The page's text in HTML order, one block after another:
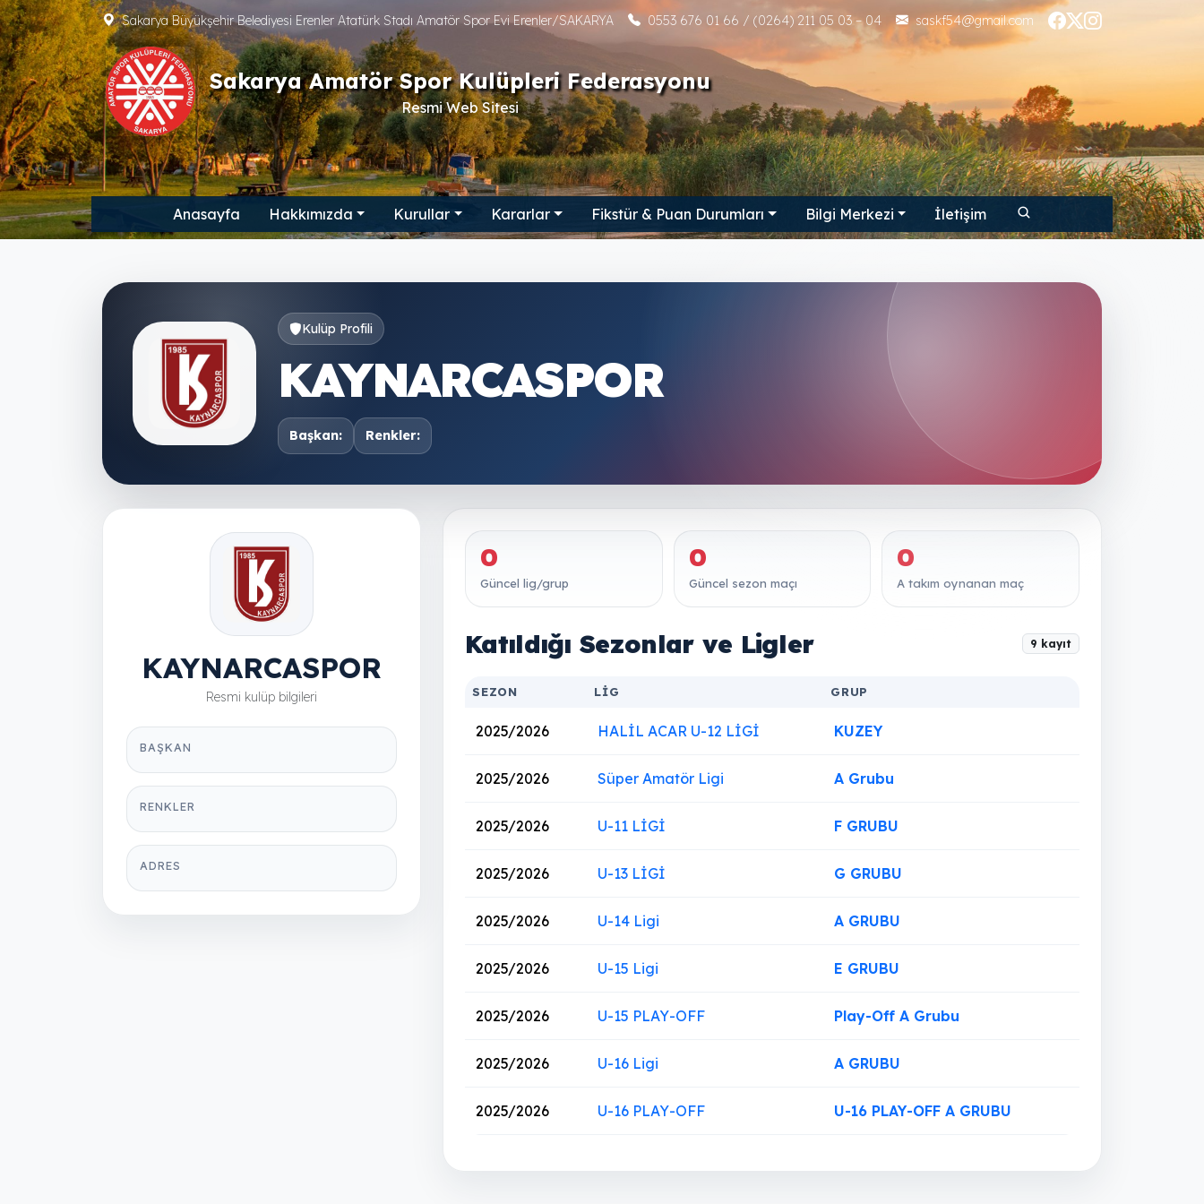
Sakarya Büyükşehir Belediyesi Erenler Atatürk Stadı Amatör Spor Evi Erenler/SAKARYA 0553 676 01 66 / (0264) 211 05 03 – 04 saskf54@gmail.com
Sakarya Amatör Spor Kulüpleri Federasyonu
Resmi Web Sitesi
Anasayfa Hakkımızda Kurullar Kararlar Fikstür & Puan Durumları Bilgi Merkezi İletişim
Kulüp Profili
KAYNARCASPOR
Başkan: Renkler:
KAYNARCASPOR
Resmi kulüp bilgileri
BAŞKAN
RENKLER
ADRES
0
Güncel lig/grup
0
Güncel sezon maçı
0
A takım oynanan maç
Katıldığı Sezonlar ve Ligler 9 kayıt
SEZON LIG GRUP
2025/2026 HALİL ACAR U-12 LİGİ KUZEY
2025/2026 Süper Amatör Ligi A Grubu
2025/2026 U-11 LİGİ F GRUBU
2025/2026 U-13 LİGİ G GRUBU
2025/2026 U-14 Ligi A GRUBU
2025/2026 U-15 Ligi E GRUBU
2025/2026 U-15 PLAY-OFF Play-Off A Grubu
2025/2026 U-16 Ligi A GRUBU
2025/2026 U-16 PLAY-OFF U-16 PLAY-OFF A GRUBU